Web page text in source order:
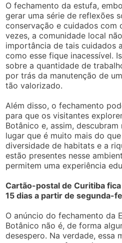
O fechamento da estufa,
gerar uma série de reflexões
conservação e cuidados com
vezes, a comunidade local
importância de tais cuidados
como esse fique inacessível.
sobre a quantidade de
por trás da manutenção de
tão valorizado.
Além disso, o fechamento
para que os visitantes
Botânico e, assim,
lugar que é muito mais do
diversidade de habitats e a
estão presentes nesse
permitem uma experiência
Cartão-postal de Curitiba
15 dias a partir de segunda-
O anúncio do fechamento da
Botânico não é, de forma
desespero. Na verdade, essa